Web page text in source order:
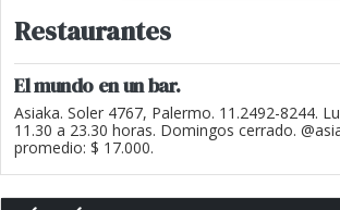
Restaurantes
El mundo en un bar.
Asiaka. Soler 4767, Palermo. 11.2492-8244.
11.30 a 23.30 horas. Domingos cerrado.
promedio: $ 17.000.